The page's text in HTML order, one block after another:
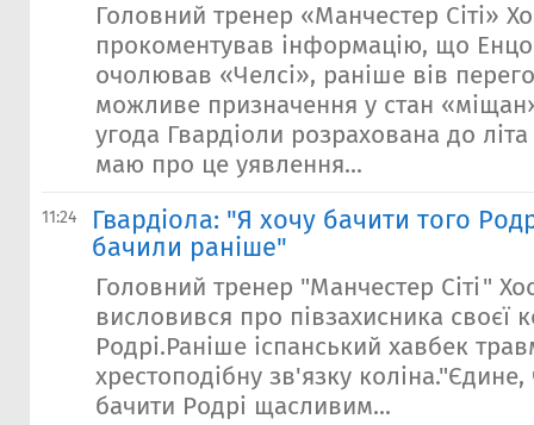
Головний тренер «Манчестер Сіті»
прокоментував інформацію, що
очолював «Челсі», раніше вів
можливе призначення у стан
угода Гвардіоли розрахована до
маю про це уявлення...
11:24
Гвардіола: "Я хочу бачити того
бачили раніше"
Головний тренер "Манчестер Сіті"
висловився про півзахисника своєї
Родрі.Раніше іспанський хавбек
хрестоподібну зв'язку
бачити Родрі щасливим...